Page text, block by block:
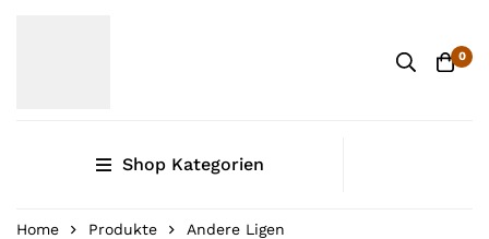
0
Shop Kategorien
Home Produkte
Andere Ligen